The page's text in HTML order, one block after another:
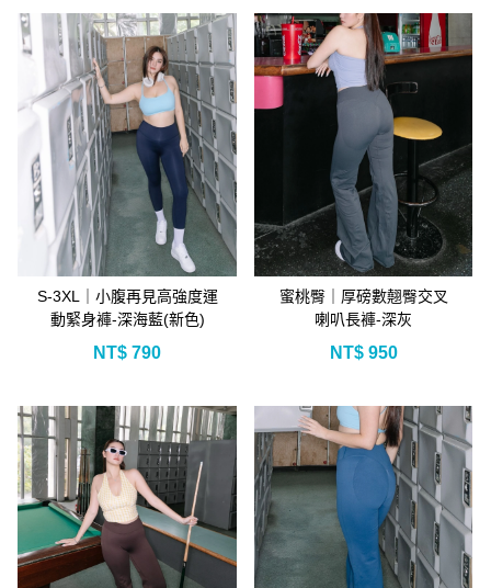
S-3XL｜小腹再見高強度運
動緊身褲-深海藍(新色)
NT$ 790
蜜桃臀｜厚磅數翹臀交叉
喇叭長褲-深灰
NT$950